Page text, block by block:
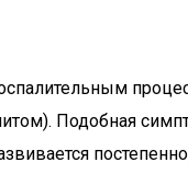
Подобная